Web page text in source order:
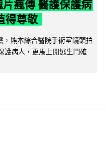
瘋傳 醫護保護病
得尊敬
熊本綜合醫院手術室鏡頭拍
護病人，更馬上開逃生門確